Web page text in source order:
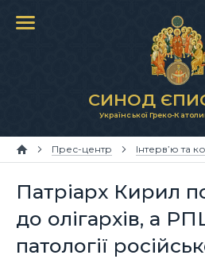
СИНОД
Української Греко-
Прес-центр Інтерв’ю та
Патріарх Кирил
до олігархів, а
патології